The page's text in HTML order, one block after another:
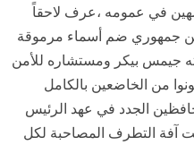
في عمومه ،عرف لاحقاً
جمهوري ضم أسماء مرموقة
جيمس بيكر ومستشاره للأمن
من الخاضعين بالكامل
الجدد في عهد الرئيس
آفة التطرف المصاحبة لكل